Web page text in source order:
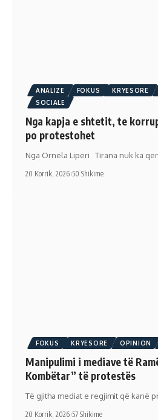
ANALIZE FOKUS KRYESORE
SOCIALE
Nga kapja e shtetit, te
po protestohet
Nga Ornela Liperi Tirana nuk ka
20 Korrik, 2026 50 Shikime
FOKUS KRYESORE OPINION
Manipulimi i mediave të
Kombëtar” të protestës
Të gjitha mediat e regjimit që kanë
20 Korrik, 2026 57 Shikime